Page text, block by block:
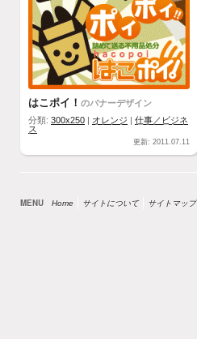
はこポイ！ のバナーデザイン
分類: 300x250 オレンジ
仕事／ビジネ
ス
更新: 2011.07.11
MENU Home サイトについて サイトマップ